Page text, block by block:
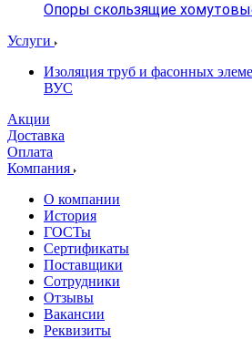
Опоры скользящие
Услуги
Изоляция труб и фасонных
ВУС
Акции
Доставка
Оплата
Компания
О компании
История
ГОСТы
Сертификаты
Поставщики
Сотрудники
Отзывы
Вакансии
Реквизиты